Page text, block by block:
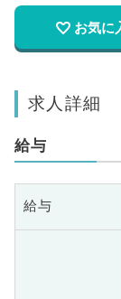
お気に
求人詳細
給与
給与